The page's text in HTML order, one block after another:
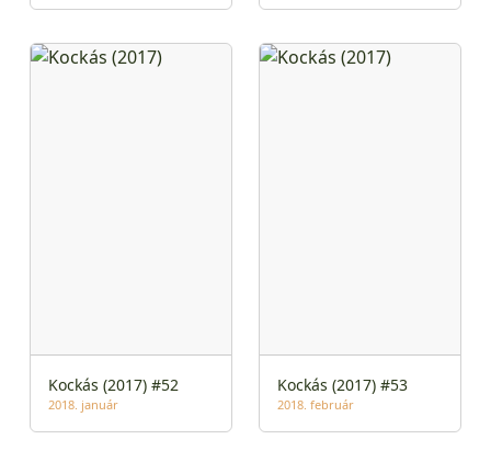
Kockás (2017) #52
2018. január
Kockás (2017) #53
2018. február